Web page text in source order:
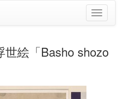
ナ
ビ
シ
絵「Basho shozo